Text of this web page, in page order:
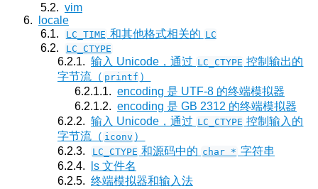
vim
locale
LC_TIME 和其他格式相关的 LC
LC_CTYPE
输入 Unicode，通过 LC_CTYPE 控制输出的
字节流（ printf ）
encoding 是 UTF-8 的终端模拟器
encoding 是 GB 2312 的终端模拟器
输入 Unicode，通过 LC_CTYPE 控制输入的
字节流（ iconv ）
LC_CTYPE 和源码中的 char * 字符串
ls 文件名
终端模拟器和输入法